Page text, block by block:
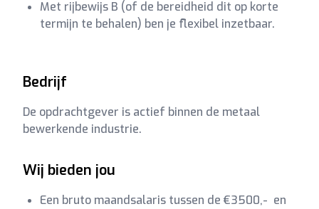
Met rijbewijs B (of de bereidheid dit op korte
termijn te behalen) ben je flexibel inzetbaar.
Bedrijf
De opdrachtgever is actief binnen de metaal
bewerkende industrie.
Wij bieden jou
Een bruto maandsalaris tussen de €3500,- en